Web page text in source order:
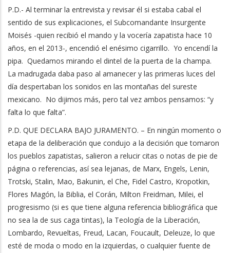
P.D.- Al terminar la entrevista y revisar él si estaba cabal el
sentido de sus explicaciones, el Subcomandante Insurgente
Moisés -quien recibió el mando y la vocería zapatista hace 10
años, en el 2013-, encendió el enésimo cigarrillo. Yo encendí la
pipa. Quedamos mirando el dintel de la puerta de la champa.
La madrugada daba paso al amanecer y las primeras luces del
día despertaban los sonidos en las montañas del sureste
mexicano. No dijimos más, pero tal vez ambos pensamos: “y
falta lo que falta”.
P.D. QUE DECLARA BAJO JURAMENTO. – En ningún momento o
etapa de la deliberación que condujo a la decisión que tomaron
los pueblos zapatistas, salieron a relucir citas o notas de pie de
página o referencias, así sea lejanas, de Marx, Engels, Lenin,
Trotski, Stalin, Mao, Bakunin, el Che, Fidel Castro, Kropotkin,
Flores Magón, la Biblia, el Corán, Milton Freidman, Milei, el
progresismo (si es que tiene alguna referencia bibliográfica que
no sea la de sus caga tintas), la Teología de la Liberación,
Lombardo, Revueltas, Freud, Lacan, Foucault, Deleuze, lo que
esté de moda o modo en la izquierdas, o cualquier fuente de